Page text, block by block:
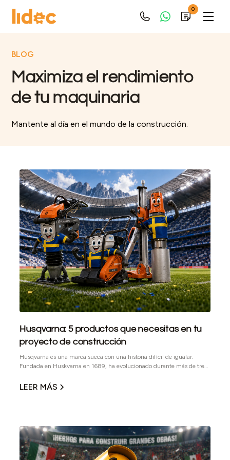
0
BLOG
Maximiza el rendimiento
de tu maquinaria
Mantente al día en el mundo de la construcción.
Husqvarna: 5 productos que necesitas en tu
proyecto de construcción
Husqvarna es una marca sueca con una historia difícil de igualar.
Fundada en Huskvarna en 1689, ha evolucionado durante más de tres
innovación, desempeño y enfoque profesional. En el sector
LEER MÁS